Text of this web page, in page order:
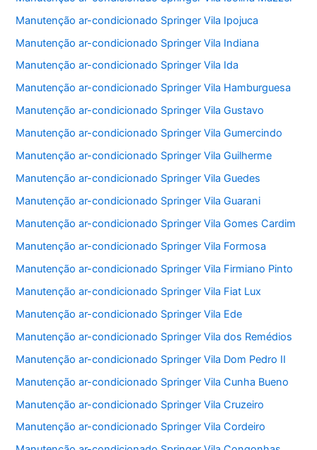
Manutenção ar-condicionado Springer Vila Ipojuca
Manutenção ar-condicionado Springer Vila Indiana
Manutenção ar-condicionado Springer Vila Ida
Manutenção ar-condicionado Springer Vila Hamburguesa
Manutenção ar-condicionado Springer Vila Gustavo
Manutenção ar-condicionado Springer Vila Gumercindo
Manutenção ar-condicionado Springer Vila Guilherme
Manutenção ar-condicionado Springer Vila Guedes
Manutenção ar-condicionado Springer Vila Guarani
Manutenção ar-condicionado Springer Vila Gomes Cardim
Manutenção ar-condicionado Springer Vila Formosa
Manutenção ar-condicionado Springer Vila Firmiano Pinto
Manutenção ar-condicionado Springer Vila Fiat Lux
Manutenção ar-condicionado Springer Vila Ede
Manutenção ar-condicionado Springer Vila dos Remédios
Manutenção ar-condicionado Springer Vila Dom Pedro II
Manutenção ar-condicionado Springer Vila Cunha Bueno
Manutenção ar-condicionado Springer Vila Cruzeiro
Manutenção ar-condicionado Springer Vila Cordeiro